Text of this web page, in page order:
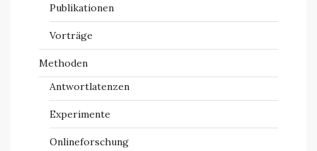
Publikationen
Vorträge
Methoden
Antwortlatenzen
Experimente
Onlineforschung